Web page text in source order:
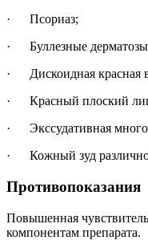
· Псориаз;
· Буллезные
· Дискоидная красная
· Красный плоский
· Экссудативная
· Кожный зуд
Противопоказания
Повышенная
компонентам препарата.